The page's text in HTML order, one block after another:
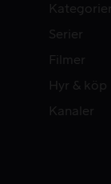
Kategorier
Serier
Filmer
Hyr & köp
Kanaler